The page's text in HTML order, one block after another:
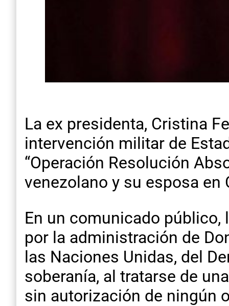
La ex presidenta, Cristina
intervención militar de
“Operación Resolución
venezolano y su esposa
En un comunicado
por la administración de
las Naciones Unidas, del
soberanía, al tratarse de
sin autorización de ningún